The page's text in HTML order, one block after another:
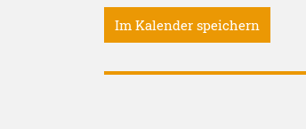
Im Kalender speichern